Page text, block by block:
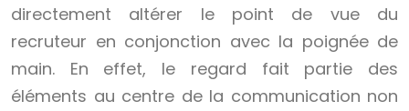
directement altérer le point de vue du
recruteur en conjonction avec la poignée de
main. En effet, le regard fait partie des
éléments au centre de la communication non